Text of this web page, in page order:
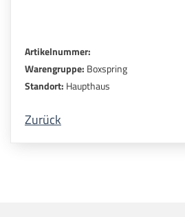
Artikelnummer:
Warengruppe: Boxspring
Standort: Haupthaus
Zurück